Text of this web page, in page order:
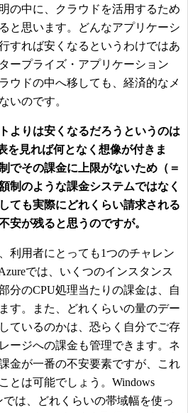
の中に、クラウドを活用するため
と思います。どんなアプリケーシ
すれば安くなるというわけではあ
ープライズ・アプリケーション
ウドの中へ移しても、経済的なメ
いのです。
りは安くなるだろうというのは
を見れば何となく想像が付きま
でその課金に上限がないため（＝
制のような課金システムではなく
ても実際にどれくらい請求される
安が残ると思うのですが。
利用者にとっても1つのチャレン
では、いくつのインスタンス
分のCPU処理当たりの課金は、自
す。また、どれくらいの量のデー
ているのかは、恐らく自分でご存
ージへの課金も管理できます。ネ
金が一番の不安要素ですが、これ
とは可能でしょう。Windows
は、どれくらいの帯域幅を使っ